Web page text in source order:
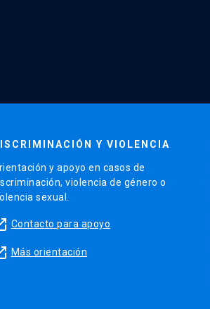
Y VIOLENCIA
y apoyo en casos de
violencia de género o
sexual.
Contacto para apoyo
Más orientación